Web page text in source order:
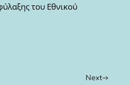
του Εθνικού
Next